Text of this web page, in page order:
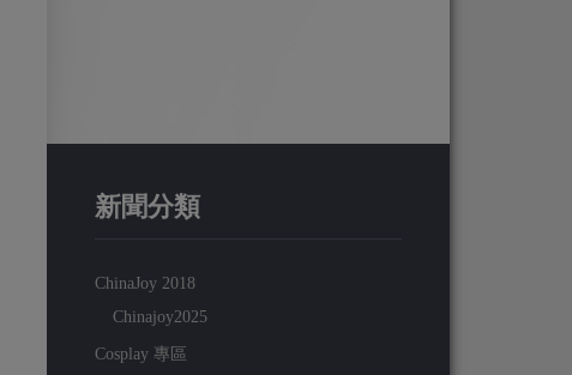
新聞分類
ChinaJoy 2018
Chinajoy2025
Cosplay 專區